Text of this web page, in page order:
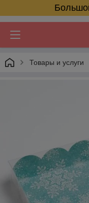
Товары и услуги